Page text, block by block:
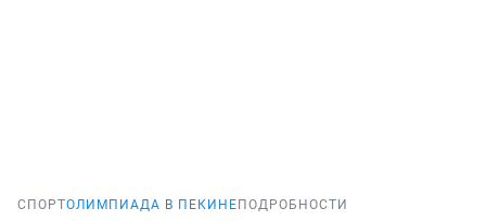
СПОРТОЛИМПИАДА В ПЕКИНЕ ПОДРОБНОСТИ